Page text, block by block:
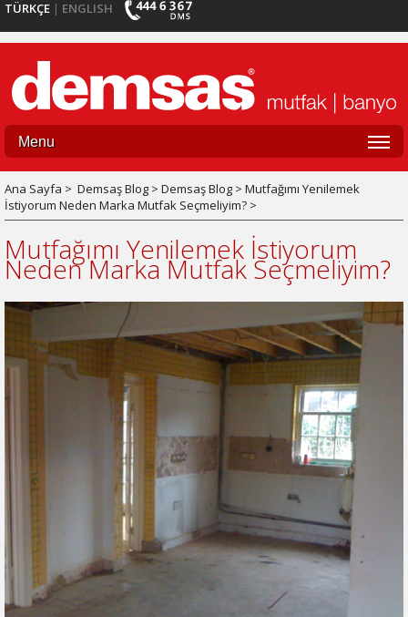
TÜRKÇE | ENGLISH
Menu
Ana Sayfa > Demsaş Blog > Demsaş Blog > Mutfağımı Yenilemek
İstiyorum Neden Marka Mutfak Seçmeliyim? >
Mutfağımı Yenilemek İstiyorum
Neden Marka Mutfak Seçmeliyim?